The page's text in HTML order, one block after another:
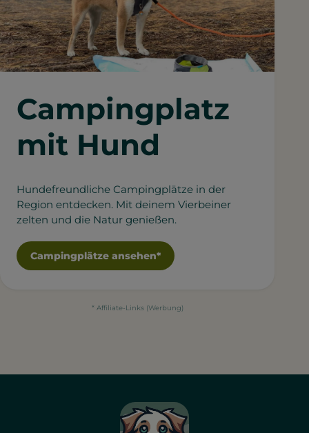
Campingplatz
mit Hund
Hundefreundliche Campingplätze in der
Region entdecken. Mit deinem Vierbeiner
zelten und die Natur genießen.
Campingplätze ansehen*
* Affiliate-Links (Werbung)